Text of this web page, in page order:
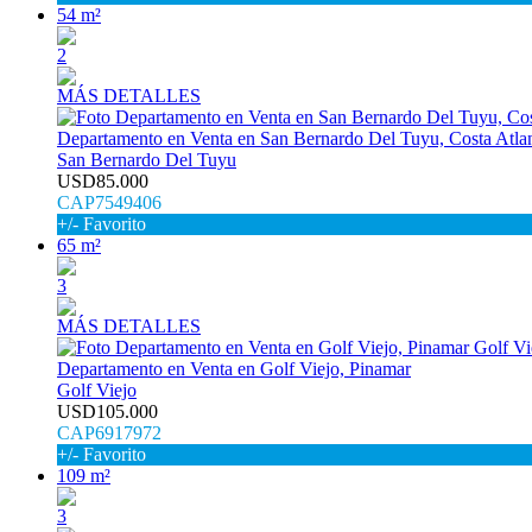
54 m²
2
MÁS DETALLES
Departamento en Venta en San Bernardo Del Tuyu, Costa
San Bernardo Del Tuyu
USD85.000
CAP7549406
+/- Favorito
65 m²
3
MÁS DETALLES
Departamento en Venta en Golf Viejo, Pinamar
Golf Viejo
USD105.000
CAP6917972
+/- Favorito
109 m²
3